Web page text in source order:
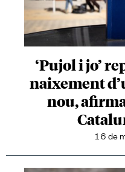
‘Pujol i jo’
naixement
nou,
16 de